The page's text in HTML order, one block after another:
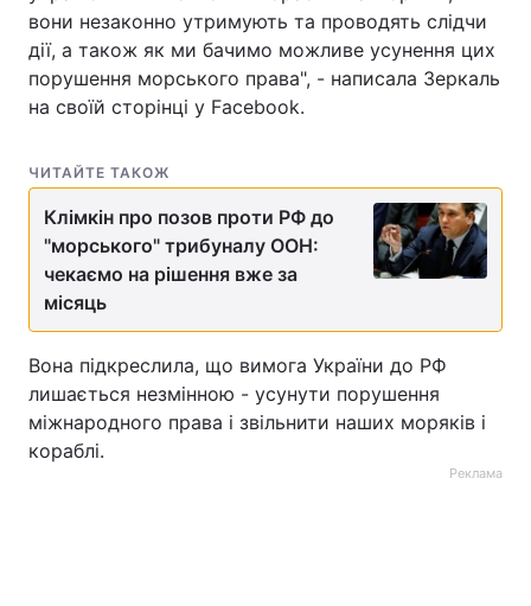
вони незаконно утримують та проводять слідчи
дії, а також як ми бачимо можливе усунення цих
порушення морського права", - написала Зеркаль
на своїй сторінці у Facebook.
ЧИТАЙТЕ ТАКОЖ
Клімкін про позов проти РФ до
"морського" трибуналу ООН:
чекаємо на рішення вже за
місяць
Вона підкреслила, що вимога України до РФ
лишається незмінною - усунути порушення
міжнародного права і звільнити наших моряків і
кораблі.
Реклама